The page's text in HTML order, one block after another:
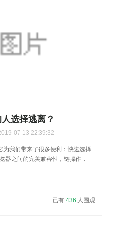
选择逃离？
07-13 22:39:32
为我们带来了很多便利：快速选择
器之间的完美兼容性，链操作，
已有436 人围观